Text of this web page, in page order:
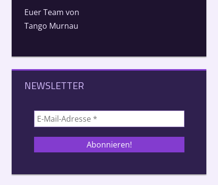
Euer Team von
Tango Murnau
NEWSLETTER